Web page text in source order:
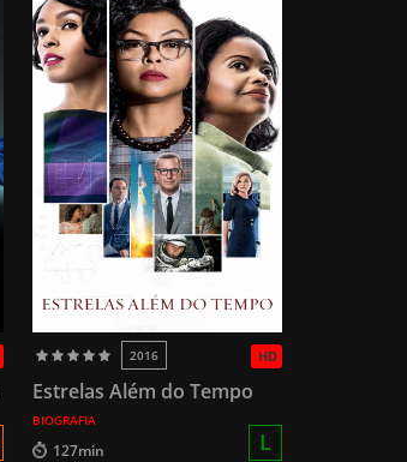
HD
2016
Estrelas Além do Tempo
BIOGRAFIA
127min L